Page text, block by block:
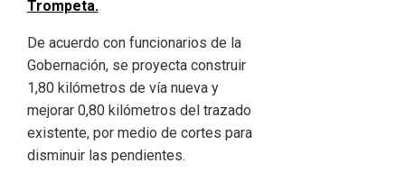
Trompeta.
De acuerdo con funcionarios de la
Gobernación, se proyecta construir
1,80 kilómetros de vía nueva y
mejorar 0,80 kilómetros del trazado
existente, por medio de cortes para
disminuir las pendientes.